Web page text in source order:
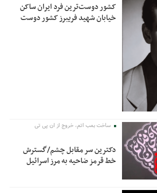
کشور دوست‌ترین فرد ایران ساکن
خیابان شهید فریبرز کشور دوست
ساخت بمب اتم، خروج از ان پی تی
دکترین سر مقابل چشم/گسترش
خط قرمز ضاحیه به مرز اسرائیل